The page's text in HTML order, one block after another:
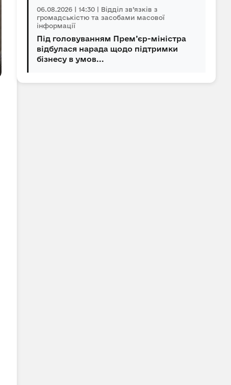
06.08.2026 | 14:30 | Відділ зв’язків з
громадськістю та засобами масової
інформації
Під головуванням Прем’єр-міністра
відбулася нарада щодо підтримки
бізнесу в умов...